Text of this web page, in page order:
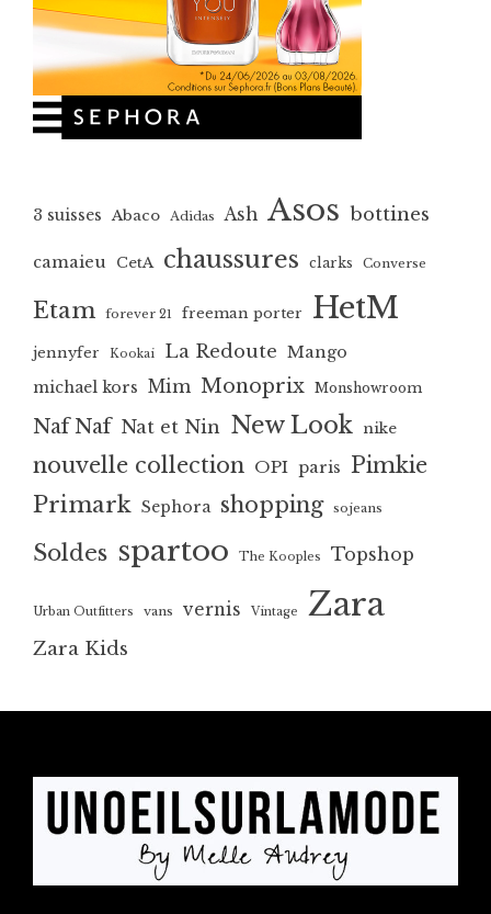
3 suisses Abaco Adidas Ash Asos bottines
camaieu CetA chaussures clarks Converse
Etam forever 21 freeman porter HetM
jennyfer Kookai La Redoute Mango
michael kors Mim Monoprix Monshowroom
Naf Naf Nat et Nin New Look nike
nouvelle collection OPI paris Pimkie
Primark Sephora shopping sojeans
Soldes spartoo The Kooples Topshop
Urban Outfitters vans vernis Vintage Zara
Zara Kids